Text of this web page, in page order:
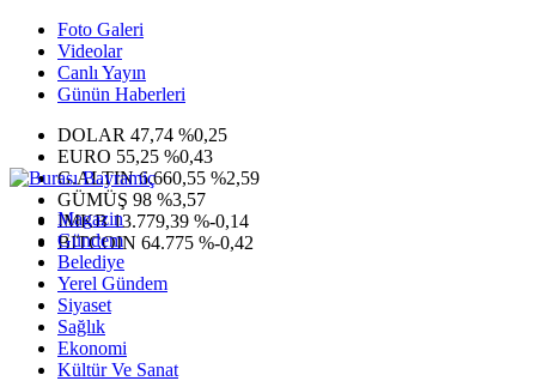
Foto Galeri
Videolar
Canlı Yayın
Günün Haberleri
DOLAR 47,74 %0,25
EURO 55,25 %0,43
G.ALTIN6.660,55 %2,59
GÜMÜŞ 98 %3,57
IMKB13.779,39 %-0,14
BITCOIN 64.775 %-0,42
Magazin
Gündem
Belediye
Yerel Gündem
Siyaset
Sağlık
Ekonomi
Kültür Ve Sanat